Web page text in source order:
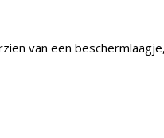
van een